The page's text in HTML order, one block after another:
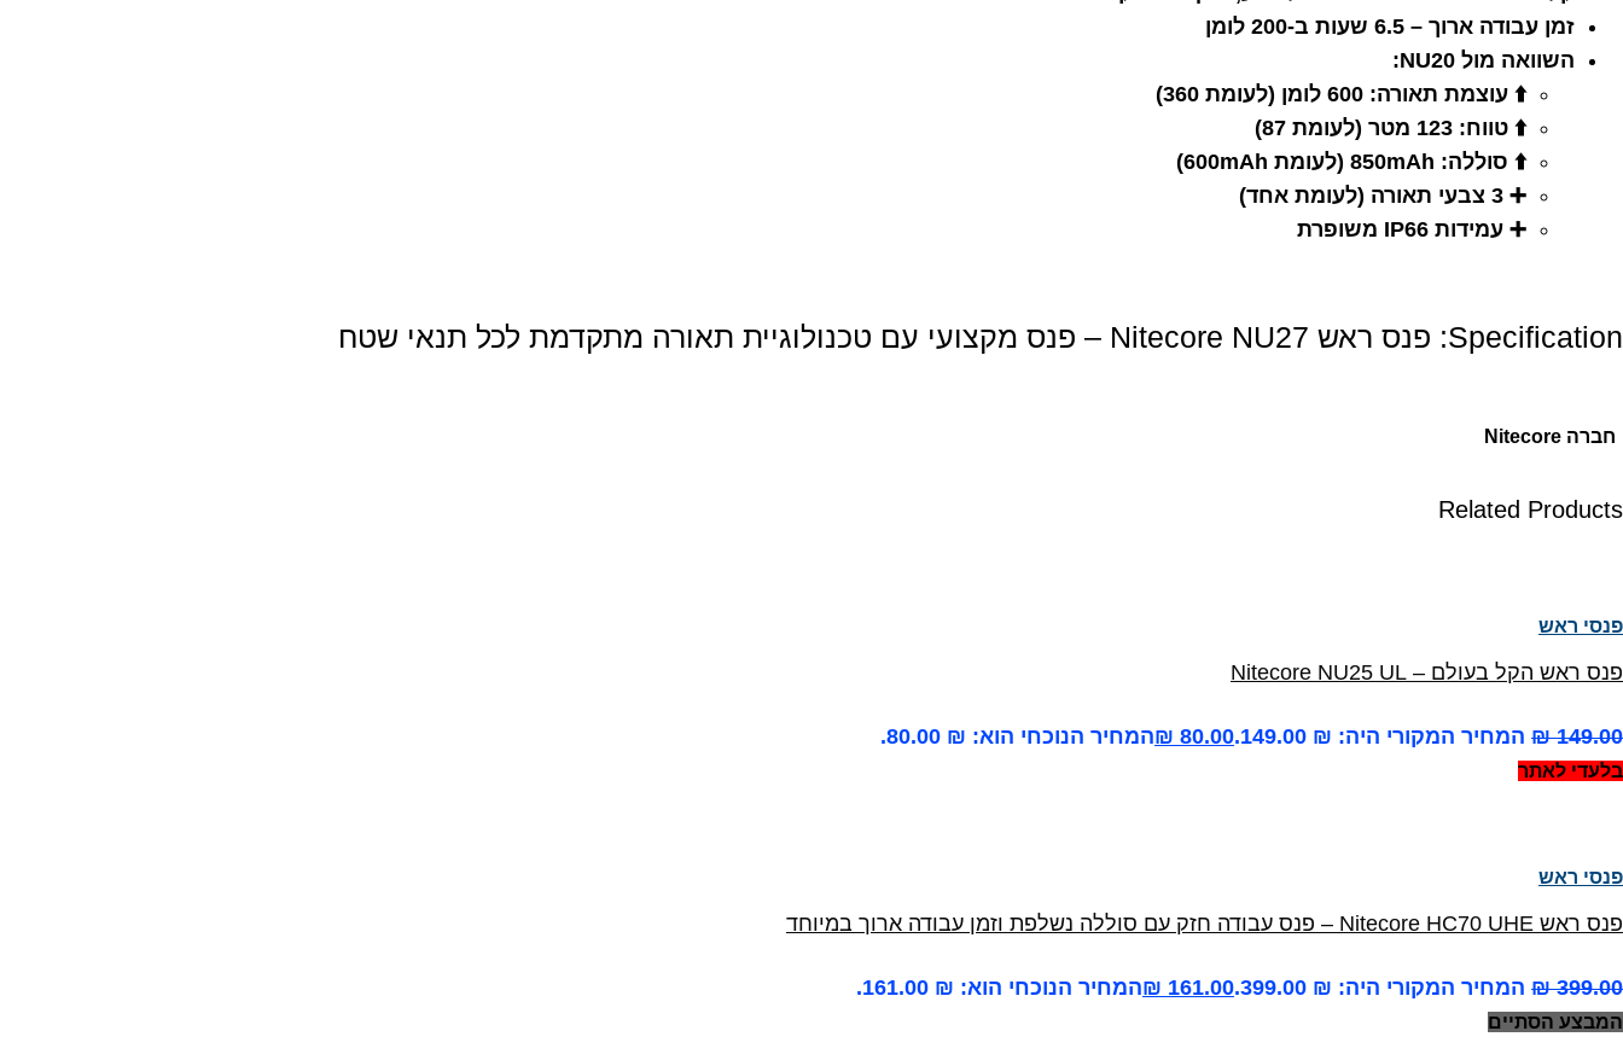
זמן עבודה ארוך – 6.5 שעות ב-200 לומן
השוואה מול NU20:
⬆️ עוצמת תאורה: 600 לומן (לעומת 360)
⬆️ טווח: 123 מטר (לעומת 87)
⬆️ סוללה: 850mAh (לעומת 600mAh)
➕ 3 צבעי תאורה (לעומת אחד)
➕ עמידות IP66 משופרת
Specification: פנס ראש Nitecore NU27 – פנס מקצועי עם טכנולוגיית תאורה מתקדמת לכל תנאי שטח
חברה Nitecore
Related Products
פנסי ראש
פנס ראש הקל בעולם – Nitecore NU25 UL
₪149.00 המחיר המקורי היה: ₪ 149.00. ₪ 80.00 המחיר הנוכחי הוא: ₪ 80.00.
בלעדי לאתר
פנסי ראש
פנס ראש Nitecore HC70 UHE – פנס עבודה חזק עם סוללה נשלפת וזמן עבודה ארוך במיוחד
₪399.00 המחיר המקורי היה: ₪ 399.00. ₪ 161.00 המחיר הנוכחי הוא: ₪ 161.00.
המבצע הסתיים